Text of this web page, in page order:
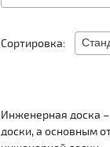
Сортировка:
Инженерная доска
доски, а основным